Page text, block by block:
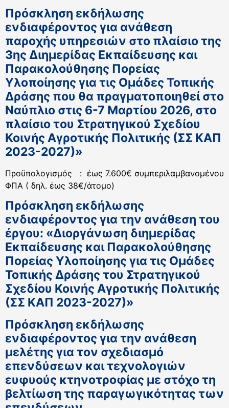
Πρόσκληση εκδήλωσης
ενδιαφέροντος για ανάθεση
παροχής υπηρεσιών στο πλαίσιο της
3ης Διημερίδας Εκπαίδευσης και
Παρακολούθησης Πορείας
Υλοποίησης για τις Ομάδες Τοπικής
Δράσης που θα πραγματοποιηθεί στο
Ναύπλιο στις 6-7 Μαρτίου 2026, στο
πλαίσιο του Στρατηγικού Σχεδίου
Κοινής Αγροτικής Πολιτικής (ΣΣ ΚΑΠ
2023-2027)»
Προϋπολογισμός : έως 7.600€ συμπεριλαμβανομένου
ΦΠΑ ( δηλ. έως 38€/άτομο)
Πρόσκληση εκδήλωσης
ενδιαφέροντος για την ανάθεση του
έργου: «Διοργάνωση διημερίδας
Εκπαίδευσης και Παρακολούθησης
Πορείας Υλοποίησης για τις Ομάδες
Τοπικής Δράσης του Στρατηγικού
Σχεδίου Κοινής Αγροτικής Πολιτικής
(ΣΣ ΚΑΠ 2023-2027)»
Πρόσκληση εκδήλωσης
ενδιαφέροντος για την ανάθεση
μελέτης για τον σχεδιασμό
επενδύσεων και τεχνολογιών
ευφυούς κτηνοτροφίας με στόχο τη
βελτίωση της παραγωγικότητας των